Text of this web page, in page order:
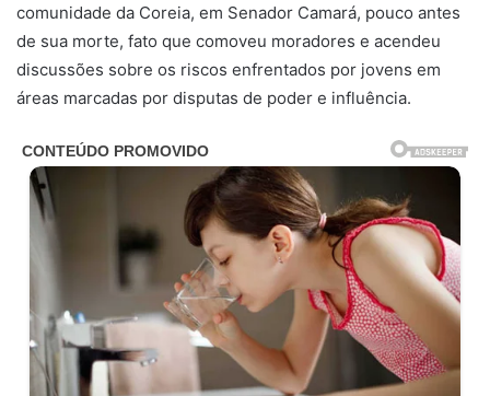
comunidade da Coreia, em Senador Camará, pouco antes
de sua morte, fato que comoveu moradores e acendeu
discussões sobre os riscos enfrentados por jovens em
áreas marcadas por disputas de poder e influência.